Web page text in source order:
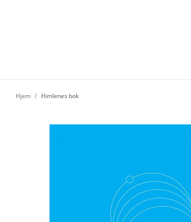
Hjem Himlenes bok